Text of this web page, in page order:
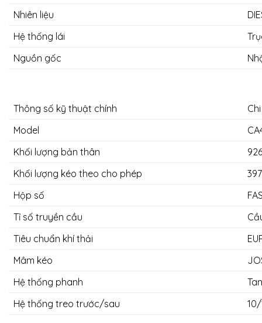
Nhiên liệu
Hệ thống lái
Nguồn gốc
Thông số kỹ thuật chính
Model
Khối lượng bản thân
Khối lượng kéo theo cho phép
Hộp số
Tỉ số truyền cầu
Tiêu chuẩn khí thải
Mâm kéo
Hệ thống phanh
Hệ thống treo trước/sau